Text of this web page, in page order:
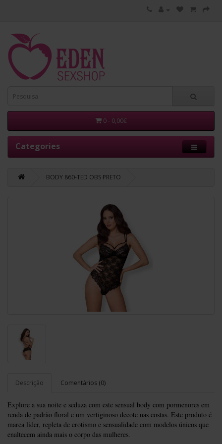
0 - 0,00€
Categories
BODY 860-TED OBS PRETO
Descrição Comentários (0)
Explore a sua noite e seduza com este sensual body com pormenores em
renda de padrão floral e um vertiginoso decote nas costas. Este produto é
marca líder, repleta de erotismo e sensualidade com modelos únicos que
enaltecem ainda mais o corpo das mulheres.